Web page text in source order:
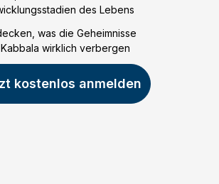
des Lebens
was die Geheimnisse
wirklich verbergen
kostenlos anmelden